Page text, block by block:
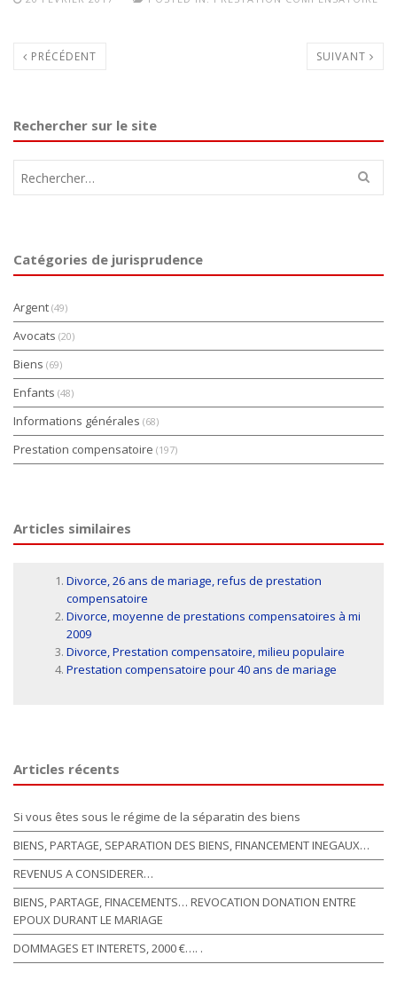
PRÉCÉDENT SUIVANT
Rechercher sur le site
Catégories de jurisprudence
Argent (49)
Avocats (20)
Biens (69)
Enfants (48)
Informations générales (68)
Prestation compensatoire (197)
Articles similaires
Divorce, 26 ans de mariage, refus de prestation
compensatoire
Divorce, moyenne de prestations compensatoires à mi
2009
Divorce, Prestation compensatoire, milieu populaire
Prestation compensatoire pour 40 ans de mariage
Articles récents
Si vous êtes sous le régime de la séparatin des biens
BIENS, PARTAGE, SEPARATION DES BIENS, FINANCEMENT INEGAUX…
REVENUS A CONSIDERER…
BIENS, PARTAGE, FINACEMENTS… REVOCATION DONATION ENTRE
EPOUX DURANT LE MARIAGE
DOMMAGES ET INTERETS, 2000 €…. .